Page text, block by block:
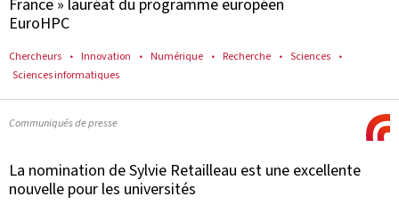
France » lauréat du programme européen
EuroHPC
Chercheurs Innovation Numérique Recherche
Sciences
Sciences informatiques
Communiqués de presse
La nomination de Sylvie Retailleau est une excellente
nouvelle pour les universités